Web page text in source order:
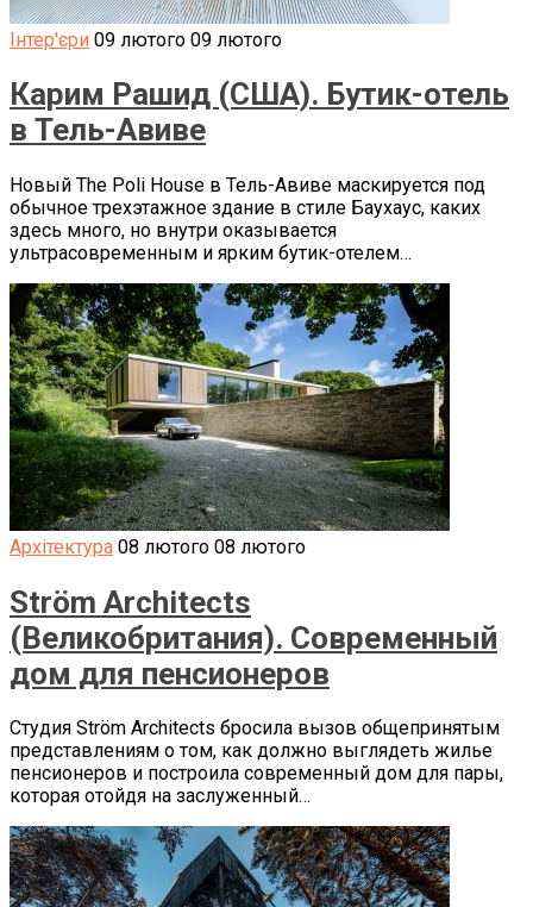
Інтер'єри 09 лютого 09 лютого
Карим Рашид (США). Бутик-отель
в Тель-Авиве
Новый The Poli House в Тель-Авиве маскируется под
обычное трехэтажное здание в стиле Баухаус, каких
здесь много, но внутри оказывается
ультрасовременным и ярким бутик-отелем…
Архітектура 08 лютого 08 лютого
Ström Architects
(Великобритания). Современный
дом для пенсионеров
Студия Ström Architects бросила вызов общепринятым
представлениям о том, как должно выглядеть жилье
пенсионеров и построила современный дом для пары,
которая отойдя на заслуженный…